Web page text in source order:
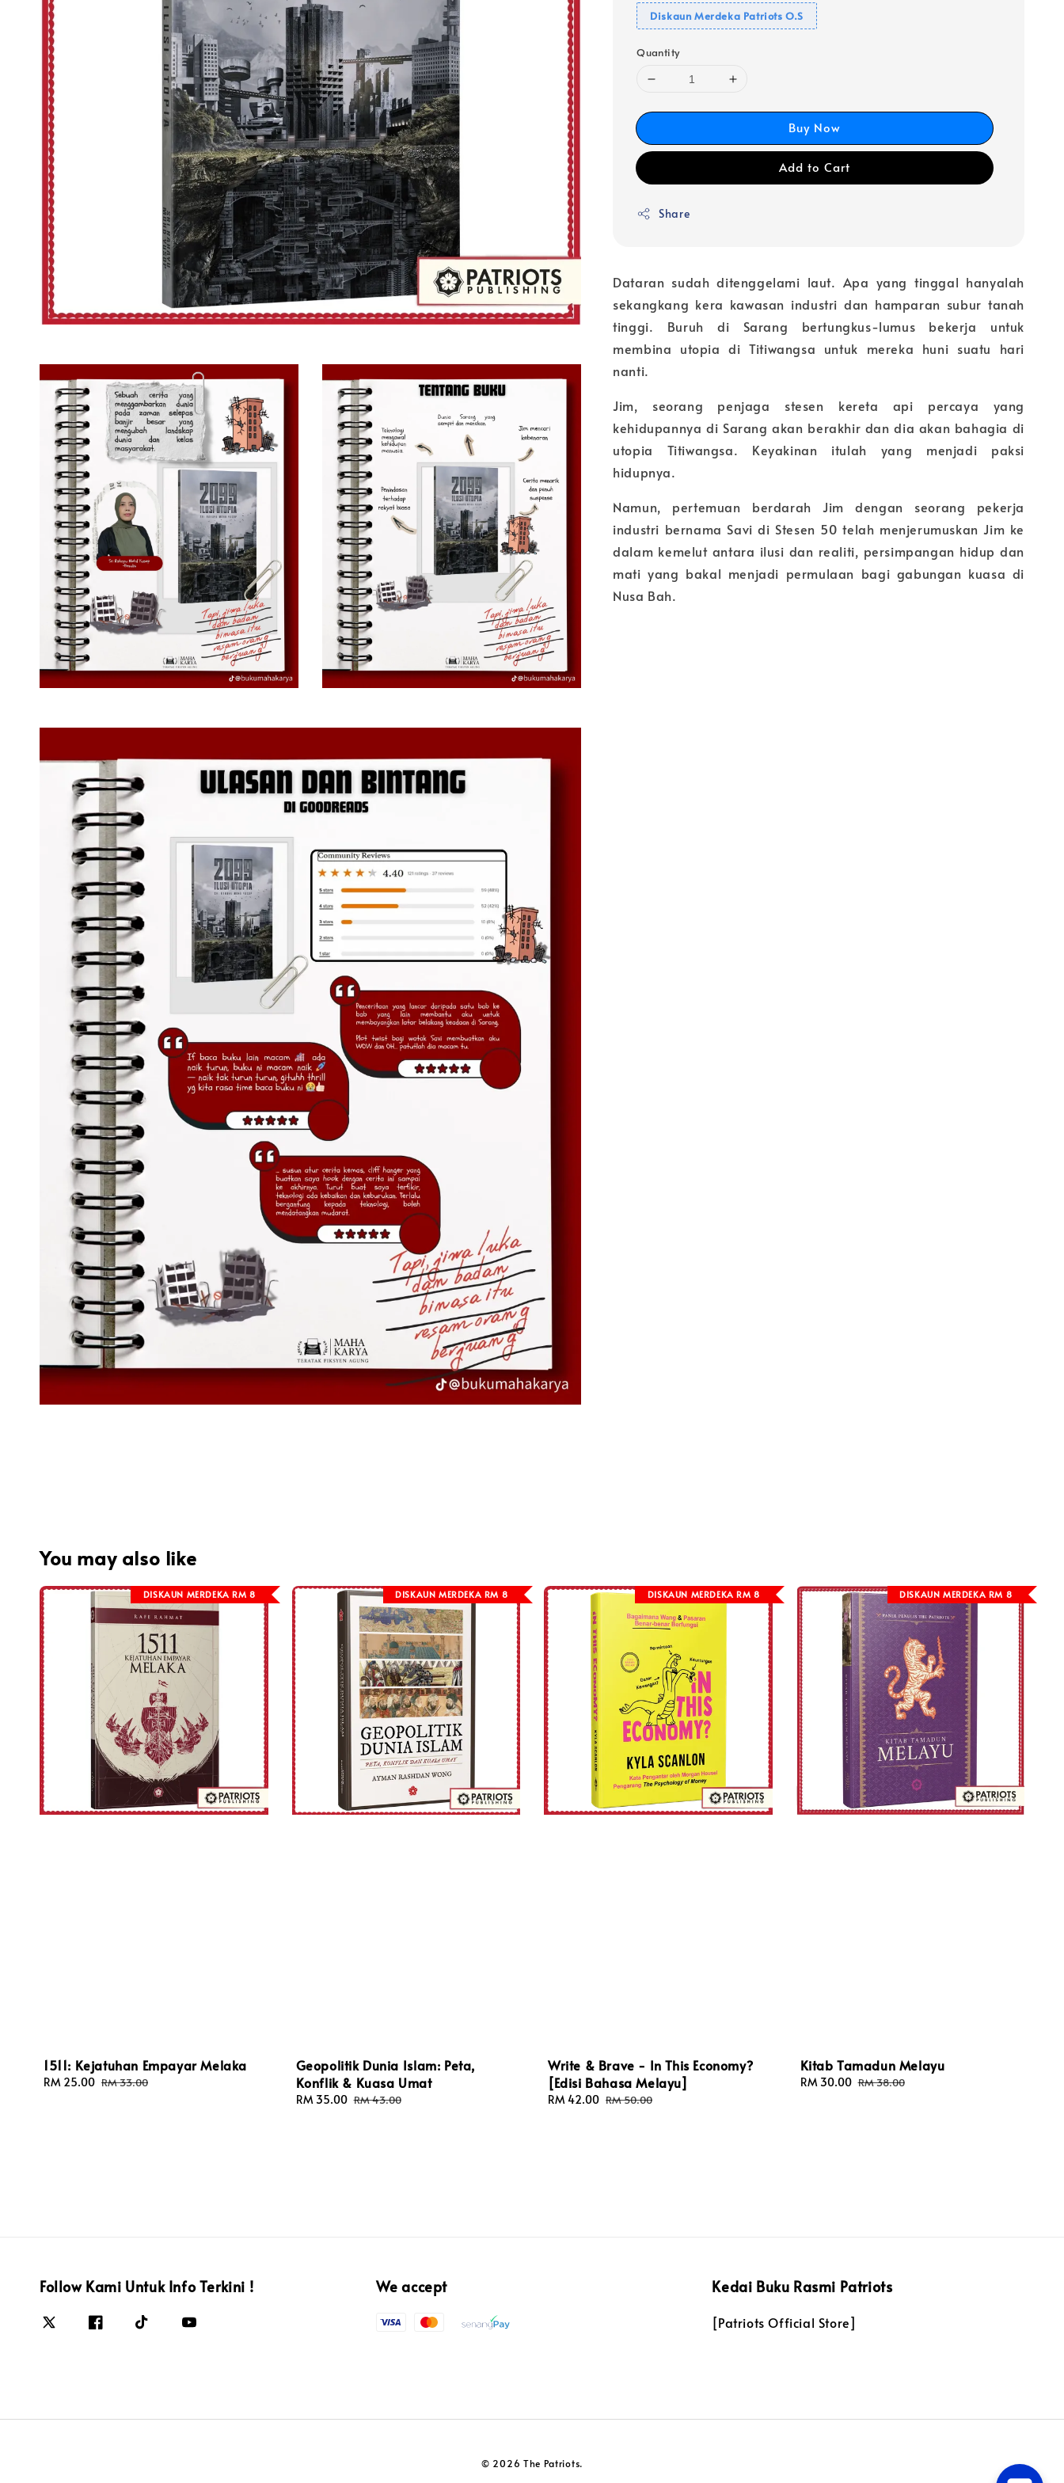
Diskaun Merdeka Patriots O.S
Quantity
Buy Now
Add to Cart
Share
Dataran sudah ditenggelami laut. Apa yang tinggal hanyalah
sekangkang kera kawasan industri dan hamparan subur tanah
tinggi. Buruh di Sarang bertungkus-lumus bekerja untuk
membina utopia di Titiwangsa untuk mereka huni suatu hari
nanti.
Jim, seorang penjaga stesen kereta api percaya yang
kehidupannya di Sarang akan berakhir dan dia akan bahagia di
utopia Titiwangsa. Keyakinan itulah yang menjadi paksi
hidupnya.
Namun, pertemuan berdarah Jim dengan seorang pekerja
industri bernama Savi di Stesen 50 telah menjerumuskan Jim ke
dalam kemelut antara ilusi dan realiti, persimpangan hidup dan
mati yang bakal menjadi permulaan bagi gabungan kuasa di
Nusa Bah.
You may also like
DISKAUN MERDEKA RM 8
1511: Kejatuhan Empayar Melaka
Sale
RM 25.00 Regular
RM 33.00
DISKAUN MERDEKA RM 8
Geopolitik Dunia Islam: Peta,
Konflik & Kuasa Umat
Sale
RM 35.00 Regular
RM 43.00
DISKAUN MERDEKA RM 8
Write & Brave - In This Economy?
[Edisi Bahasa Melayu]
Sale
RM 42.00 Regular
RM 50.00
DISKAUN MERDEKA RM 8
Kitab Tamadun Melayu
Sale
RM 30.00 Regular
RM 38.00
Follow Kami Untuk Info Terkini ! We accept Kedai Buku Rasmi Patriots
[Patriots Official Store]
© 2026 The Patriots.